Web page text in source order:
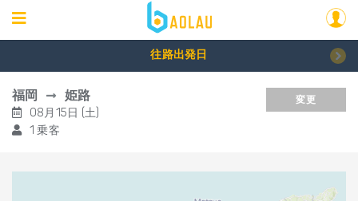
往路出発日
福岡 姫路
08月15日 (土)
1 乗客
変更